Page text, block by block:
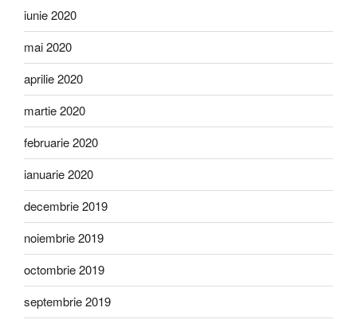
iunie 2020
mai 2020
aprilie 2020
martie 2020
februarie 2020
ianuarie 2020
decembrie 2019
noiembrie 2019
octombrie 2019
septembrie 2019